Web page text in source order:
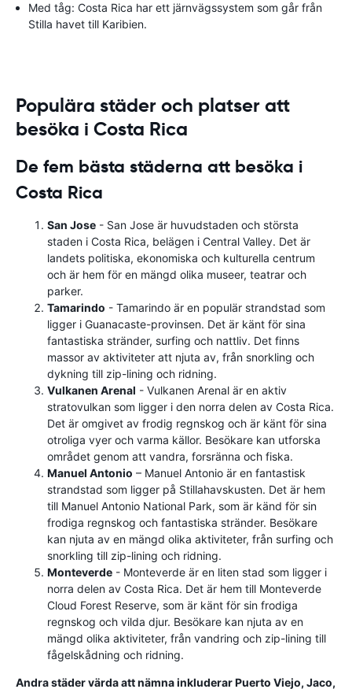
Med tåg: Costa Rica har ett järnvägssystem som går från
Stilla havet till Karibien.
Populära städer och platser att
besöka i Costa Rica
De fem bästa städerna att besöka i
Costa Rica
San Jose - San Jose är huvudstaden och största
staden i Costa Rica, belägen i Central Valley. Det är
landets politiska, ekonomiska och kulturella centrum
och är hem för en mängd olika museer, teatrar och
parker.
Tamarindo - Tamarindo är en populär strandstad som
ligger i Guanacaste-provinsen. Det är känt för sina
fantastiska stränder, surfing och nattliv. Det finns
massor av aktiviteter att njuta av, från snorkling och
dykning till zip-lining och ridning.
Vulkanen Arenal - Vulkanen Arenal är en aktiv
stratovulkan som ligger i den norra delen av Costa Rica.
Det är omgivet av frodig regnskog och är känt för sina
otroliga vyer och varma källor. Besökare kan utforska
området genom att vandra, forsränna och fiska.
Manuel Antonio – Manuel Antonio är en fantastisk
strandstad som ligger på Stillahavskusten. Det är hem
till Manuel Antonio National Park, som är känd för sin
frodiga regnskog och fantastiska stränder. Besökare
kan njuta av en mängd olika aktiviteter, från surfing och
snorkling till zip-lining och ridning.
Monteverde - Monteverde är en liten stad som ligger i
norra delen av Costa Rica. Det är hem till Monteverde
Cloud Forest Reserve, som är känt för sin frodiga
regnskog och vilda djur. Besökare kan njuta av en
mängd olika aktiviteter, från vandring och zip-lining till
fågelskådning och ridning.
Andra städer värda att nämna inkluderar Puerto Viejo, Jaco,